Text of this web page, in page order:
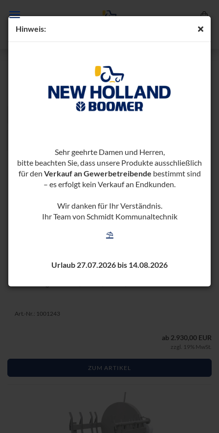
Hin­weis:
Sehr geehrte Damen und Herren,
bitte beachten Sie, dass unsere Produkte ausschließlich
für den Verkauf an Gewerbetreibende bestimmt sind
– es erfolgt kein Verkauf an Endkunden.
Wir danken für Ihr Verständnis.
Ihr Team von Schmidt Kommunaltechnik
⛱️
Urlaub 27.07.2026 bis 14.08.2026
BRENNHOLZLAGERUNG
Sortieren nach
Sortieren nach 96 pro Seite
pro Seite
HOLZ­BÜN­DEL­GE­RÄT HBG 80
Art.-Nr.: 1001243
ab 2.930,00 EUR
zzgl. 19% MwSt.
ZUM ARTIKEL